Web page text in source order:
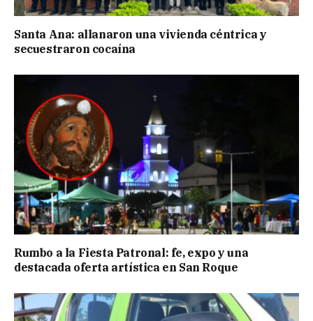
Santa Ana: allanaron una vivienda céntrica y
secuestraron cocaína
Rumbo a la Fiesta Patronal: fe, expo y una
destacada oferta artística en San Roque